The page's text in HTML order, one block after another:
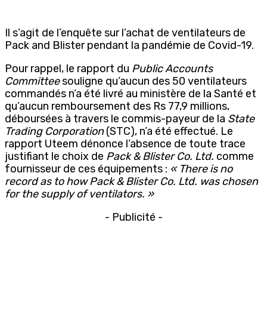
Il s’agit de l’enquête sur l’achat de ventilateurs de
Pack and Blister pendant la pandémie de Covid-19.
Pour rappel, le rapport du Public Accounts
Committeesouligne qu’aucun des 50 ventilateurs
commandés n’a été livré au ministère de la Santé et
qu’aucun remboursement des Rs 77,9 millions,
déboursées à travers le commis-payeur de la State
Trading Corporation(STC), n’a été effectué. Le
rapport Uteem dénonce l’absence de toute trace
justifiant le choix de Pack & Blister Co. Ltd. comme
fournisseur de ces équipements : « There is no
record as to how Pack & Blister Co. Ltd. was chosen
for the supply of ventilators. »
- Publicité -